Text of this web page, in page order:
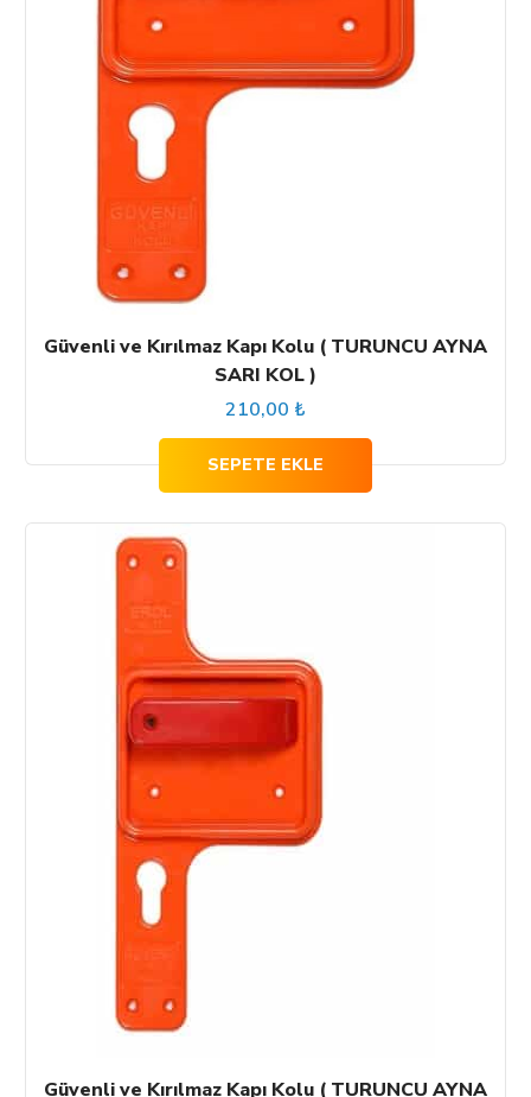
Güvenli ve Kırılmaz Kapı Kolu ( TURUNCU AYNA
SARI KOL )
210,00 ₺
SEPETE EKLE
Güvenli ve Kırılmaz Kapı Kolu ( TURUNCU AYNA